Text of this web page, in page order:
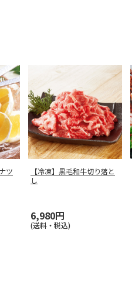
ツ
【冷凍】黒毛和牛切り落と
し
6,980円
(送料・税込)